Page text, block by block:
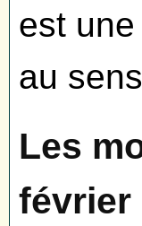
est
au
Les
février